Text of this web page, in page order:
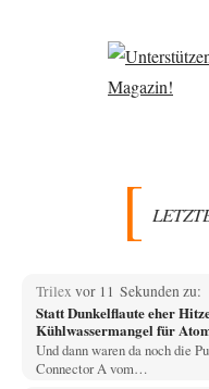
Trilex vor 11 Sekunden zu:
Statt Dunkelflaute eher
Kühlwassermangel für
Und dann waren da noch die
Connector A vom…